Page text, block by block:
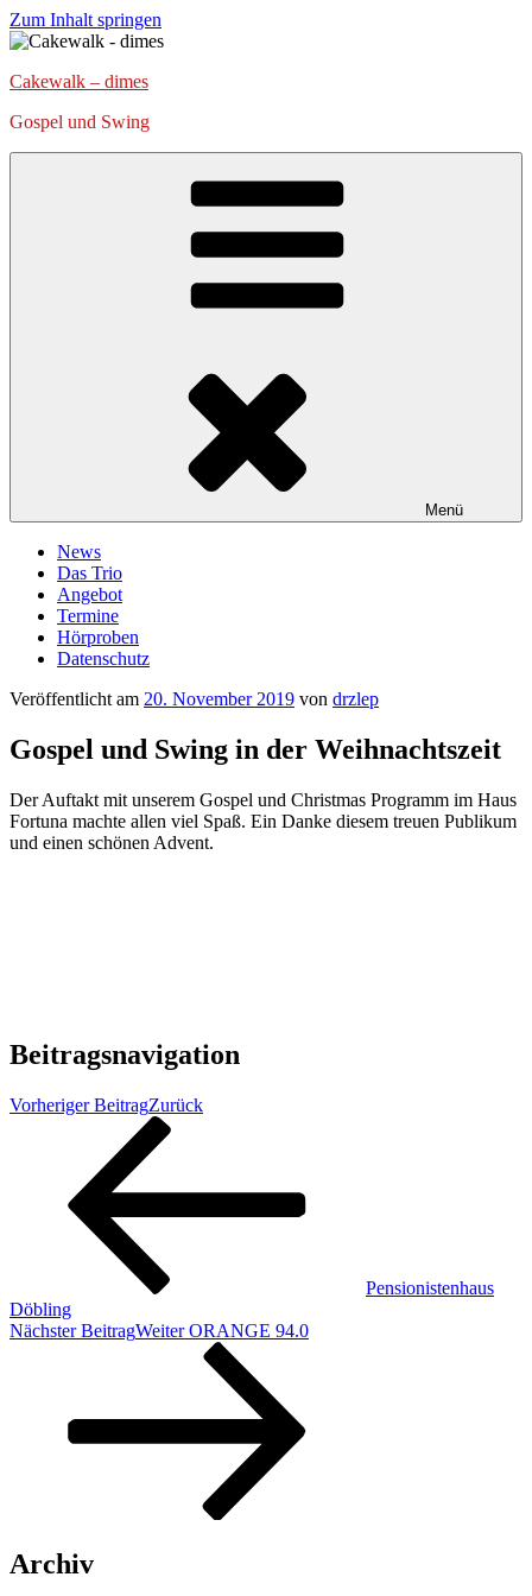
Zum Inhalt springen
Cakewalk – dimes
Gospel und Swing
Menü
News
Das Trio
Angebot
Termine
Hörproben
Datenschutz
Veröffentlicht am 20. November 2019 von drzlep
Gospel und Swing in der Weihnachtszeit
Der Auftakt mit unserem Gospel und Christmas Programm im Haus
Fortuna machte allen viel Spaß. Ein Danke diesem treuen Publikum
und einen schönen Advent.
Beitragsnavigation
Vorheriger BeitragZurück
Pensionistenhaus
Döbling
Nächster BeitragWeiter ORANGE 94.0
Archiv